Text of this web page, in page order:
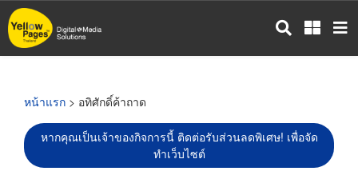
ข้าม
ไป
หน้าแรก > อทิศักดิ์ค้าถาด
หากคุณเป็นเจ้าของกิจการนี้ ติดต่อรับส่วนลดพิเศษ! เพื่อจัด
ทำเว็บไซต์